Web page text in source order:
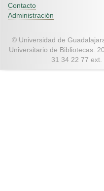
Contacto
Administración
© Universidad de
Universitario de Bibliotecas.
31 34 22 77